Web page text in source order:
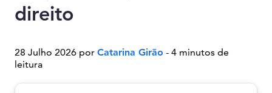
direito
28 Julho 2026 por Catarina Girão - 4 minutos de
leitura